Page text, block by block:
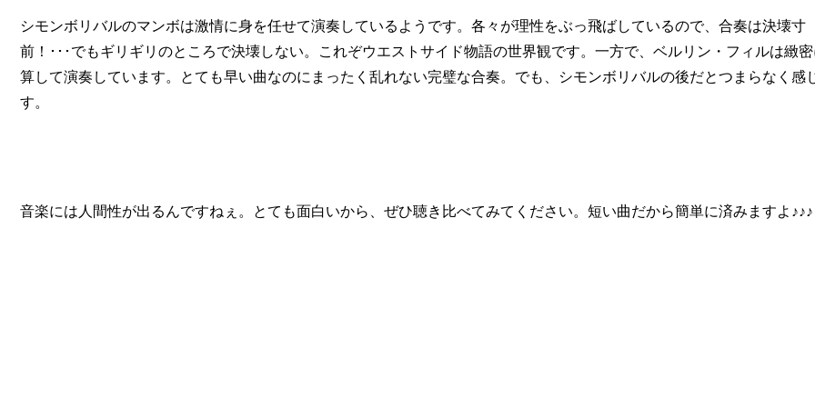
シモンボリバルのマンボは激情に身を任せて演奏しているようです。各々が理性をぶっ飛ばしているので、合奏は決壊寸
前！･･･でもギリギリのところで決壊しない。これぞウエストサイド物語の世界観です。一方で、ベルリン・フィルは緻
算して演奏しています。とても早い曲なのにまったく乱れない完璧な合奏。でも、シモンボリバルの後だとつまらなく感
す。
音楽には人間性が出るんですねぇ。とても面白いから、ぜひ聴き比べてみてください。短い曲だから簡単に済みますよ♪♪♪